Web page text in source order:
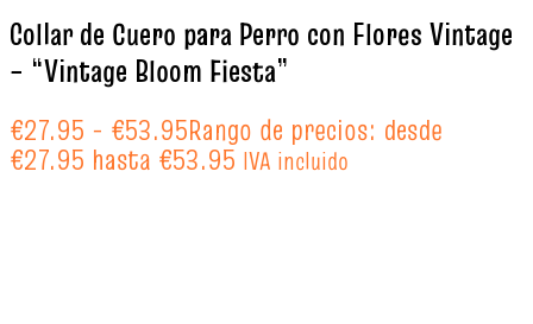
Collar de Cuero para Perro con Flores Vintage
– “Vintage Bloom Fiesta”
€27.95 - €53.95Rango de precios: desde
€27.95 hasta €53.95 IVA incluido